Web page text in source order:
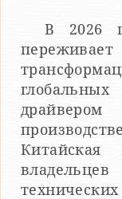
В 2026
Китайская